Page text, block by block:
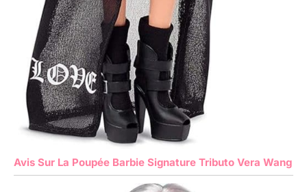
Avis Sur La Poupée Barbie Signature Tributo Vera Wang